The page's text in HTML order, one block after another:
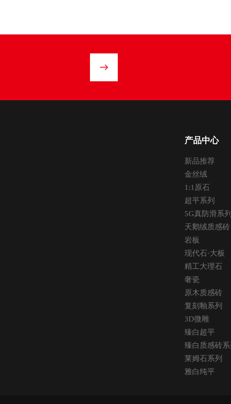
产品中心
新品推荐
金丝绒
1:1原石
超平系列
5G真防滑系
天鹅绒质感砖
岩板
现代石·大板
精工大理石
奢瓷
原木质感砖
复刻釉系列
3D微雕
臻白超平
臻白质感砖
莱姆石系列
雅白纯平